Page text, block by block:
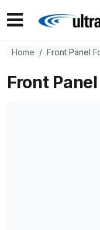
Home Front Panel
Front